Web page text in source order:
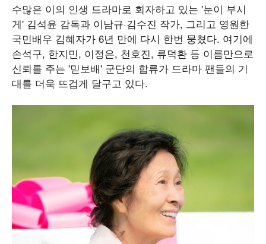
수많은 이의 인생 드라마로 회자하고 있는 '눈이 부시
게' 김석윤 감독과 이남규·김수진 작가, 그리고 영원한
국민배우 김혜자가 6년 만에 다시 한번 뭉쳤다. 여기에
손석구, 한지민, 이정은, 천호진, 류덕환 등 이름만으로
신뢰를 주는 '믿보배' 군단의 합류가 드라마 팬들의 기
대를 더욱 뜨겁게 달구고 있다.